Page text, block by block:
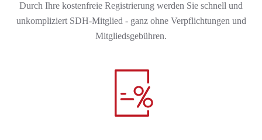
Durch Ihre kostenfreie Registrierung werden Sie schnell und
unkompliziert SDH-Mitglied - ganz ohne Verpflichtungen und
Mitgliedsgebühren.